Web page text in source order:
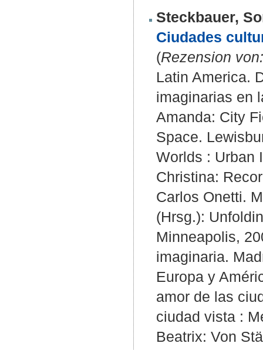
Steckbauer,
Ciudades
(Rezension von:
Latin America.
imaginarias en
Amanda: City
Space.
Worlds : Urban
Christina:
Carlos Onetti.
(Hrsg.):
Minneapolis,
imaginaria.
Europa y
amor de las
ciudad vista :
Beatrix: Von